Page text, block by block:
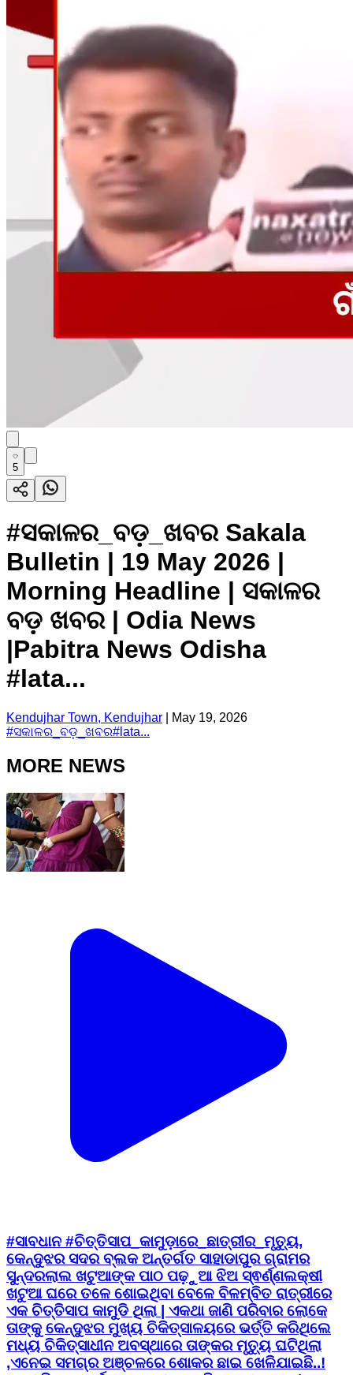
5
#ସକାଳର_ବଡ଼_ଖବର Sakala
Bulletin | 19 May 2026 |
Morning Headline | ସକାଳର
ବଡ଼ ଖବର | Odia News
|Pabitra News Odisha
#lata...
Kendujhar Town, Kendujhar
May 19, 2026
#ସକାଳର_ବଡ଼_ଖବର# lata...
MORE NEWS
#ସାବଧାନ #ଚିତ୍ତିସାପ_କାମୁଡ଼ାରେ_ଛାତ୍ରୀର_ମୃତ୍ୟୁ,
କେନ୍ଦୁଝର ସଦର ବ୍ଲକ ଅନ୍ତର୍ଗତ ସାହାଡାପୁର ଗ୍ରାମର
ସୁନ୍ଦରଲାଲ ଖଟୁଆଙ୍କ ପାଠ ପଢ଼ୁଆ ଝିଅ ସ୍ଵର୍ଣ୍ଣଲକ୍ଷୀ
ଖଟୁଆ ଘରେ ତଳେ ଶୋଇଥିବା ବେଳେ ବିଳମ୍ବିତ ରାତ୍ରୀରେ
ଏକ ଚିତ୍ତିସାପ କାମୁଡି ଥିଲା | ଏକଥା ଜାଣି ପରିବାର ଲୋକେ
ତାଙ୍କୁ କେନ୍ଦୁଝର ମୁଖ୍ୟ ଚିକିତ୍ସାଳୟରେ ଭର୍ତ୍ତି କରିଥିଲେ
ମଧ୍ୟ ଚିକିତ୍ସାଧୀନ ଅବସ୍ଥାରେ ତାଙ୍କର ମୃତ୍ୟୁ ଘଟିଥିଲା
,ଏନେଇ ସମଗ୍ର ଅଞ୍ଚଳରେ ଶୋକର ଛାଇ ଖେଳିଯାଇଛି..!